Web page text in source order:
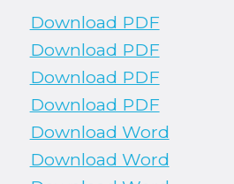
Download PDF
Download PDF
Download PDF
Download PDF
Download Word
Download Word